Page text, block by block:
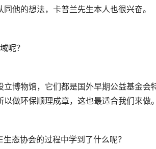
他的想法，卡普兰先生本人也很兴奋。
呢？
博物馆，它们都是国外早期公益基金会
做环保顺理成章，这也最适合我们来做。
态协会的过程中学到了什么呢？